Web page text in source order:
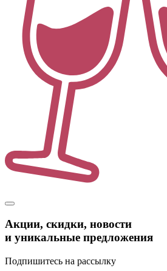
Акции, скидки, новости
и уникальные предложения
Подпишитесь на рассылку